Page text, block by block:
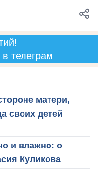
телеграм
матери,
своих детей
и влажно: о
Куликова